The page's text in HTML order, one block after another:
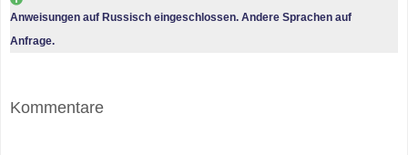
Anweisungen auf Russisch eingeschlossen. Andere Sprachen auf
Anfrage.
Kommentare